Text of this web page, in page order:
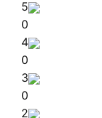
5
0
4
0
3
0
2